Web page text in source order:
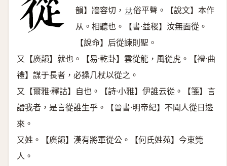
韻】牆容切， 𠀤俗平聲。【說文】本作
从。相聽也。【書·益稷】汝無面從。
【說命】后從諫則聖。
又【廣韻】就也。【易·乾卦】雲從龍，風從虎。【禮·曲
禮】謀于長者，必操几杖以從之。
又【爾雅·釋詁】自也。【詩·小雅】伊誰云從。【箋】言
譖我者，是言從誰生乎。【晉書·明帝紀】不聞人從日邊
來。
又姓。【廣韻】漢有將軍從公。【何氏姓苑】今東筦
人。